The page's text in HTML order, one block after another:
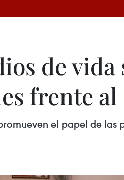
de
frente
el papel de